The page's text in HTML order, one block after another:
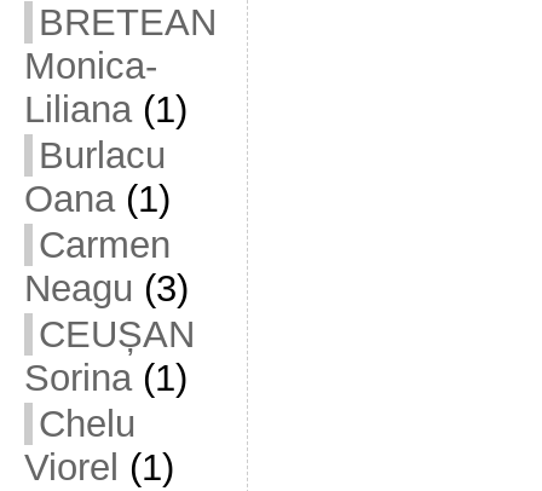
BRETEAN
Monica-
Liliana(1)
Burlacu
Oana(1)
Carmen
Neagu (3)
CEUȘAN
Sorina(1)
Chelu
Viorel (1)